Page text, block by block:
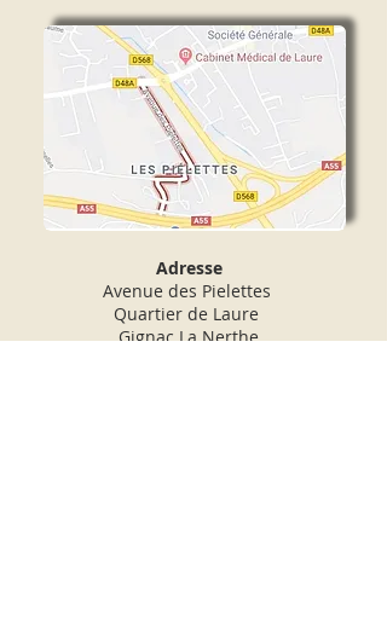
Adresse
Avenue des Pielettes
Quartier de Laure
Gignac La Nerthe